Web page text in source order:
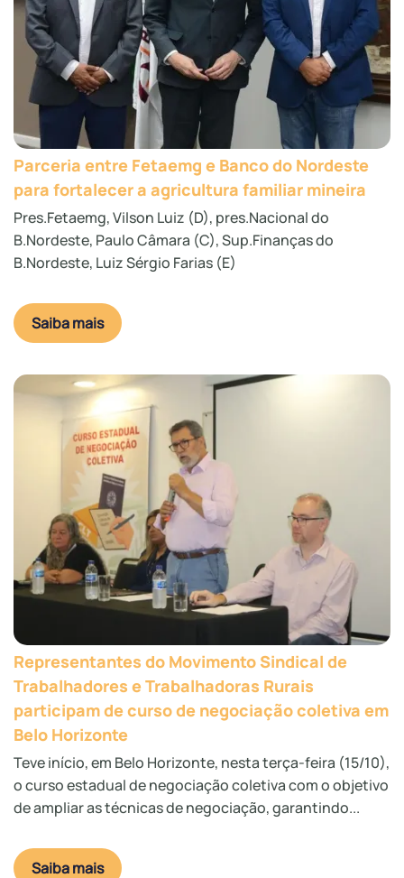
Parceria entre Fetaemg e Banco do Nordeste
para fortalecer a agricultura familiar mineira
Pres.Fetaemg, Vilson Luiz (D), pres.Nacional do
B.Nordeste, Paulo Câmara (C), Sup.Finanças do
B.Nordeste, Luiz Sérgio Farias (E)
Saiba mais
Representantes do Movimento Sindical de
Trabalhadores e Trabalhadoras Rurais
participam de curso de negociação coletiva em
Belo Horizonte
Teve início, em Belo Horizonte, nesta terça-feira (15/10),
o curso estadual de negociação coletiva com o objetivo
de ampliar as técnicas de negociação, garantindo...
Saiba mais